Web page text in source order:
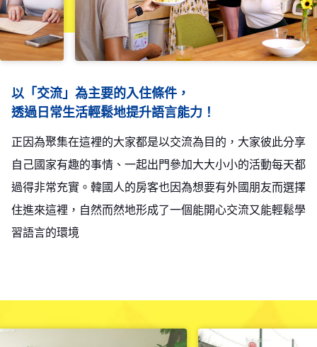
以「交流」為主要的入住條件，
透過日常生活輕鬆地提升語言能力！
正因為聚集在這裡的大家都是以交流為目的，大家彼此分享
自己國家有趣的事情、一起出門參加大大小小的活動每天都
過得非常充實。韓國人的房客也因為想要有外國朋友而選擇
住進來這裡，自然而然地形成了一個能開心交流又能輕鬆學
習語言的環境